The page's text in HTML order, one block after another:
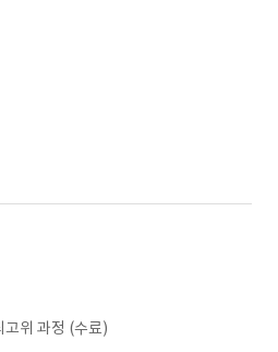
무관
민과 법무관
위 과정 (수료)